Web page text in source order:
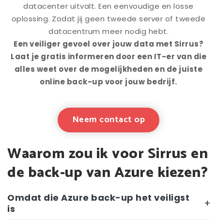
datacenter uitvalt. Een eenvoudige en losse
oplossing. Zodat jij geen tweede server of tweede
datacentrum meer nodig hebt.
Een veiliger gevoel over jouw data met Sirrus?
Laat je gratis informeren door een IT-er van die
alles weet over de mogelijkheden en de juiste
online back-up voor jouw bedrijf.
Neem contact op
Waarom zou ik voor Sirrus en
de back-up van Azure kiezen?
Omdat die Azure back-up het veiligst
is